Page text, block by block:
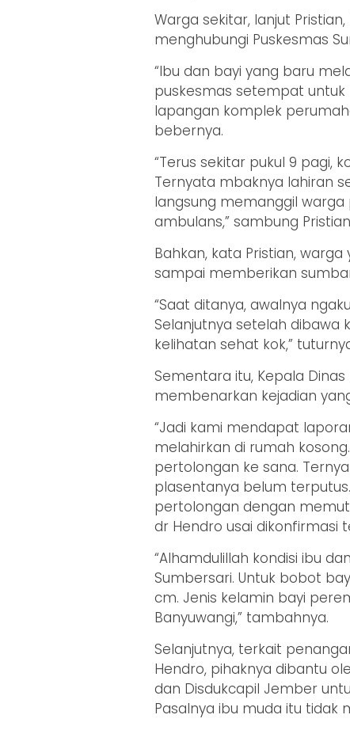
Warga sekitar, lanjut
menghubungi Puskesmas
“Ibu dan bayi yang baru
puskesmas setempat
lapangan komplek
bebernya.
“Terus sekitar pukul 9 pagi,
Ternyata mbaknya lahiran
langsung memanggil
ambulans,” sambung
Bahkan, kata Pristian,
sampai memberikan
“Saat ditanya, awalnya
Selanjutnya setelah dibawa
kelihatan sehat kok,”
Sementara itu, Kepala
membenarkan kejadian
“Jadi kami mendapat
melahirkan di rumah
pertolongan ke sana.
plasentanya belum
pertolongan dengan
dr Hendro usai dikonfirmasi
“Alhamdulillah kondisi ibu
Sumbersari. Untuk bobot
cm. Jenis kelamin bayi
Banyuwangi,” tambahnya.
Selanjutnya, terkait
Hendro, pihaknya dibantu
dan Disdukcapil Jember
Pasalnya ibu muda itu